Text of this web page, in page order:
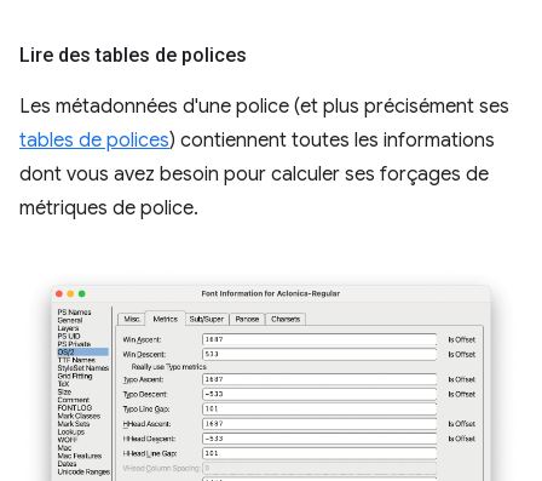
Lire des tables de polices
Les métadonnées d'une police (et plus précisément ses
tables de polices) contiennent toutes les informations
dont vous avez besoin pour calculer ses forçages de
métriques de police.